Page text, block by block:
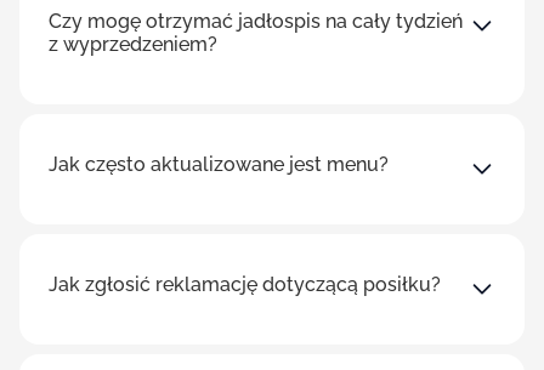
Czy mogę otrzymać jadłospis na cały tydzień
z wyprzedzeniem?
Jak często aktualizowane jest menu?
Jak zgłosić reklamację dotyczącą posiłku?